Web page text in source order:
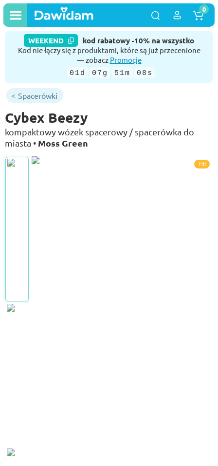
WEEKEND kod rabatowy -10% na wszystko
Kod nie łączy się z produktami, które są już przecenione
— zobacz Promocje
01d 07g 51m 07s
0
Spacerówki
Cybex Beezy
kompaktowy wózek spacerowy / spacerówka do
miasta • Moss Green
Hit